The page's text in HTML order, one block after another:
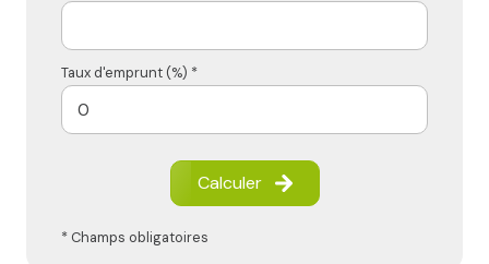
Taux d'emprunt (%) *
Calculer
* Champs obligatoires